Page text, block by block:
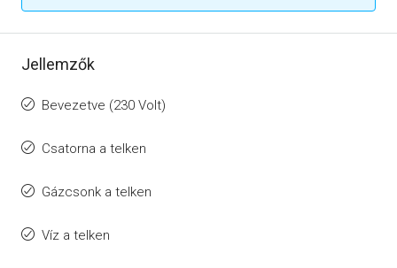
Jellemzők
Bevezetve (230 Volt)
Csatorna a telken
Gázcsonk a telken
Víz a telken